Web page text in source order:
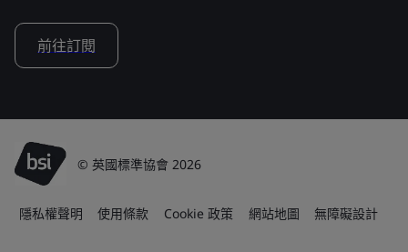
前往訂閱
© 英國標準協會 2026
隱私權聲明 使用條款 Cookie 政策 網站地圖 無障礙設計